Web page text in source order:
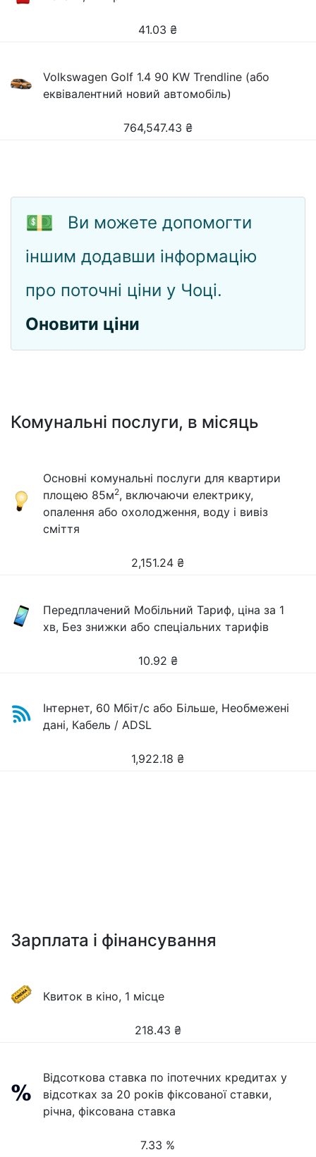
41.03 ₴
Volkswagen Golf 1.4 90 KW Trendline (або
еквівалентний новий автомобіль)
764,547.43 ₴
💵
Ви можете допомогти
іншим додавши інформацію
про поточні ціни у Чоці.
Оновити ціни
Комунальні послуги, в місяць
Основні комунальні послуги для квартири
площею 85м2, включаючи електрику,
опалення або охолодження, воду і вивіз
сміття
2,151.24 ₴
Передплачений Мобільний Тариф, ціна за 1
хв, Без знижки або спеціальних тарифів
10.92 ₴
Інтернет, 60 Мбіт/с або Більше, Необмежені
дані, Кабель / ADSL
1,922.18 ₴
Зарплата і фінансування
Квиток в кіно, 1 місце
218.43 ₴
Відсоткова ставка по іпотечних кредитах у
відсотках за 20 років фіксованої ставки,
річна, фіксована ставка
7.33 %